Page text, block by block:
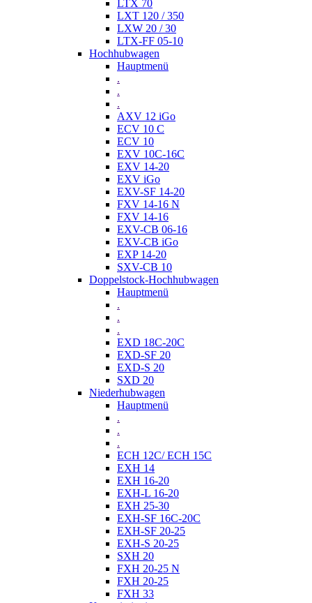
LTX 70
LXT 120 / 350
LXW 20 / 30
LTX-FF 05-10
Hochhubwagen
Hauptmenü
.
.
.
AXV 12 iGo
ECV 10 C
ECV 10
EXV 10C-16C
EXV 14-20
EXV iGo
EXV-SF 14-20
FXV 14-16 N
FXV 14-16
EXV-CB 06-16
EXV-CB iGo
EXP 14-20
SXV-CB 10
Doppelstock-Hochhubwagen
Hauptmenü
.
.
.
EXD 18C-20C
EXD-SF 20
EXD-S 20
SXD 20
Niederhubwagen
Hauptmenü
.
.
.
ECH 12C/ ECH 15C
EXH 14
EXH 16-20
EXH-L 16-20
EXH 25-30
EXH-SF 16C-20C
EXH-SF 20-25
EXH-S 20-25
SXH 20
FXH 20-25 N
FXH 20-25
FXH 33